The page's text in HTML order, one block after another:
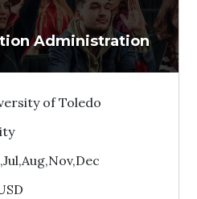
Tham vấn Interlink
Administration
of Toledo